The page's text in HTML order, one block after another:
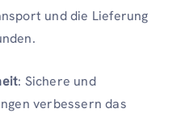
und die Lieferung
: Sichere und
verbessern das